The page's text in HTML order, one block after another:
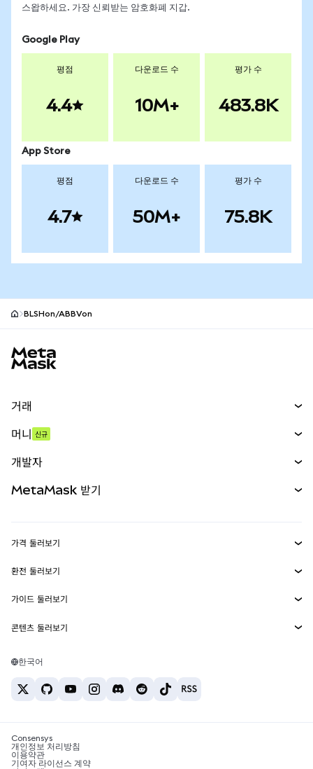
스왑하세요. 가장 신뢰받는 암호화폐 지갑.
Google Play
평점
4.4
다운로드 수
10M+
평가 수
483.8K
App Store
평점
4.7
다운로드 수
50M+
평가 수
75.8K
BLSHon/ABBVon
거래
무기한 선물
실물자산
머니 신규
개발자
MetaMask Connect
Snaps
웹3 서비스
MetaMask 받기
보안
고객 지원
채용
가격 둘러보기
이더리움 가격
솔라나 가격
테더 가격
환전 둘러보기
ETH를 USD로 환전
USDT를 INR로 환전
BTC를 INR로 환전
ETH를 USDT로 환전
가이드 둘러보기
ETH 매수
USDT 매수
SHIB 매수
BNB 매수
콘텐츠 둘러보기
솔라나 지갑
암호화폐 세금 뉴스
암호화폐 매수 방법
한국어
Consensys
개인정보 처리방침
이용약관
기여자 라이선스 계약